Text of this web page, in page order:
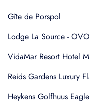
Gîte de Porspol
Lodge La Source -
VidaMar Resort Hotel
Reids Gardens Luxury
Heykens Golfhuus Eagle